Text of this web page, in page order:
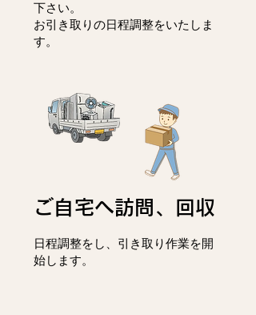
下さい。
お引き取りの日程調整をいたしま
す。
ご自宅へ訪問、回収
日程調整をし、 引き取り作業を開
始します。